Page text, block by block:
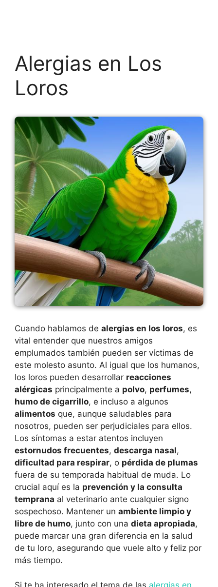
Alergias en Los
Loros
Cuando hablamos de alergias en los loros, es
vital entender que nuestros amigos
emplumados también pueden ser víctimas de
este molesto asunto. Al igual que los humanos,
los loros pueden desarrollar reacciones
alérgicas principalmente a polvo, perfumes,
humo de cigarrillo, e incluso a algunos
alimentos que, aunque saludables para
nosotros, pueden ser perjudiciales para ellos.
Los síntomas a estar atentos incluyen
estornudos frecuentes, descarga nasal,
dificultad para respirar, o pérdida de plumas
fuera de su temporada habitual de muda. Lo
crucial aquí es la prevención y la consulta
temprana al veterinario ante cualquier signo
sospechoso. Mantener un ambiente limpio y
libre de humo, junto con una dieta apropiada,
puede marcar una gran diferencia en la salud
de tu loro, asegurando que vuele alto y feliz por
más tiempo.
Si te ha interesado el tema de las alergias en